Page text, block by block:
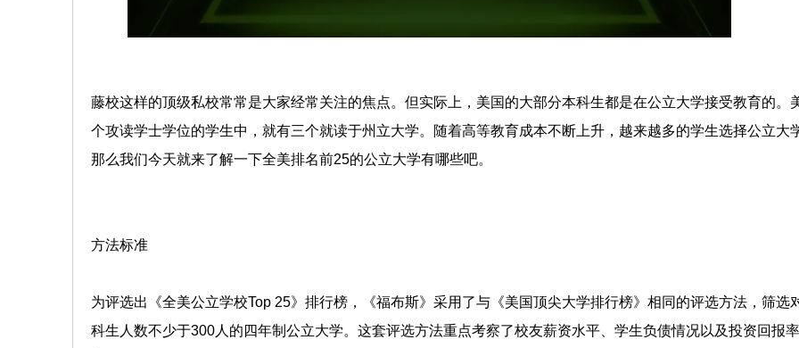
藤校这样的顶级私校常常是大家经常关注的焦点。但实际上，美国的大部分本科生都是在公立大学接受教育的。
个攻读学士学位的学生中，就有三个就读于州立大学。随着高等教育成本不断上升，越来越多的学生选择公立大
那么我们今天就来了解一下全美排名前25的公立大学有哪些吧。
方法标准
为评选出《全美公立学校Top 25》排行榜，《福布斯》采用了与《美国顶尖大学排行榜》相同的评选方法，筛选
科生人数不少于300人的四年制公立大学。这套评选方法重点考察了校友薪资水平、学生负债情况以及投资回报